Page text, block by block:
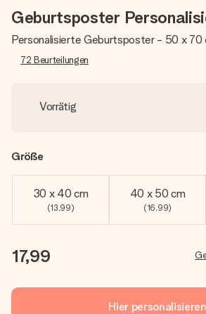
Geburtsposter
Personalisierte Geburtsposter - 50 x 70
72 Beurteilungen
Vorrätig
Größe
30 x 40 cm
(13,99)
40 x 50 cm
(16,99)
17,99
Hier personalisieren